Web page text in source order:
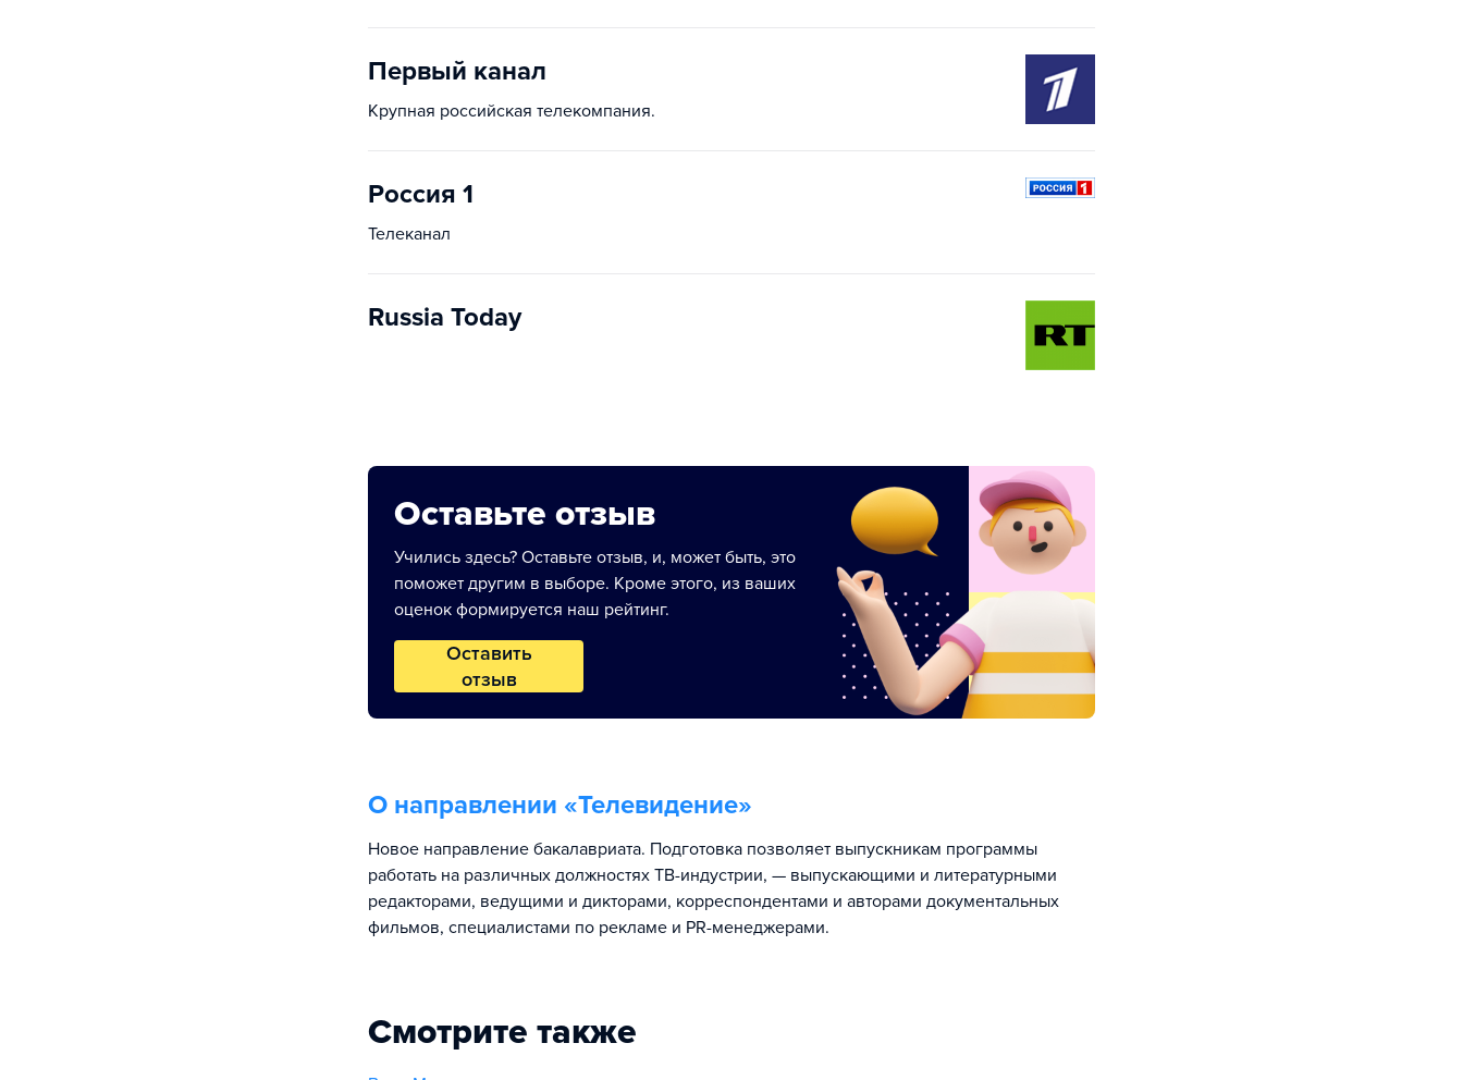
Первый канал
Крупная российская телекомпания.
Россия 1
Телеканал
Russia Today
Оставьте отзыв
Учились здесь? Оставьте отзыв, и, может быть, это
поможет другим в выборе. Кроме этого, из ваших
оценок формируется наш рейтинг.
Оставить
отзыв
О направлении «Телевидение»
Новое направление бакалавриата. Подготовка позволяет выпускникам программы
работать на различных должностях ТВ-индустрии, — выпускающими и литературными
редакторами, ведущими и дикторами, корреспондентами и авторами документальных
фильмов, специалистами по рекламе и PR-менеджерами.
Смотрите также